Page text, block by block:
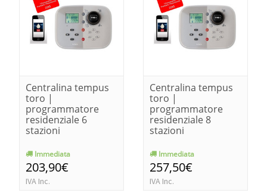
Centralina tempus
toro |
programmatore
residenziale 6
stazioni
Immediata
203,90€
IVA Inc.
Centralina tempus
toro |
programmatore
residenziale 8
stazioni
Immediata
257,50€
IVA Inc.